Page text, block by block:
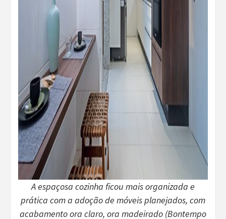
A espaçosa cozinha ficou mais organizada e
prática com a adoção de móveis planejados, com
acabamento ora claro, ora madeirado (Bontempo